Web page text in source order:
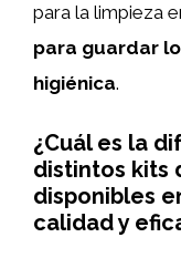
para la limpieza
para guardar
higiénica.
¿Cuál es la
distintos kits
disponibles
calidad y